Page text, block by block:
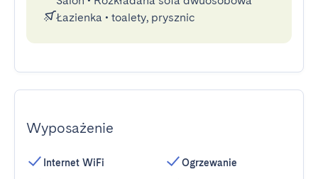
Łazienka • toalety, prysznic
Wyposażenie
Internet WiFi
Ogrzewanie